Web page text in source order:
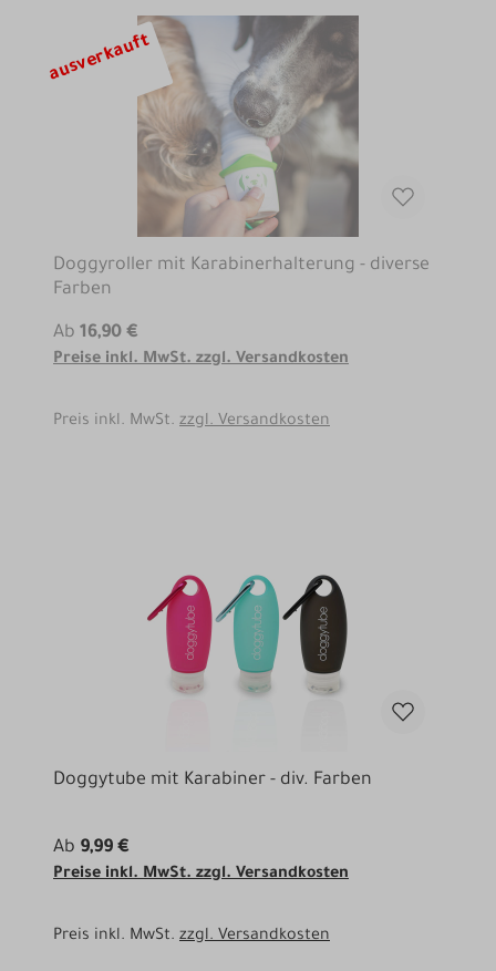
ausverkauft
Doggyroller mit Karabinerhalterung - diverse
Farben
Ab 16,90 €
Preise inkl. MwSt. zzgl. Versandkosten
Preis inkl. MwSt. zzgl. Versandkosten
Doggytube mit Karabiner - div. Farben
Ab 9,99 €
Preise inkl. MwSt. zzgl. Versandkosten
Preis inkl. MwSt. zzgl. Versandkosten